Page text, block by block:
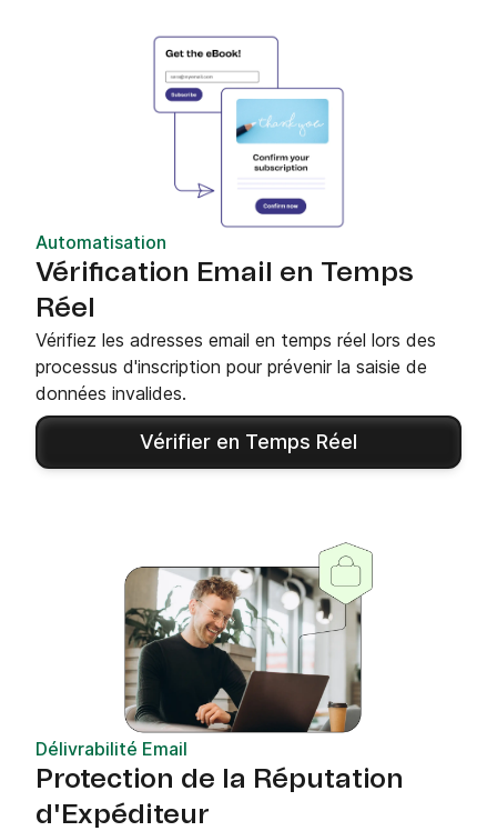
Automatisation
Vérification Email en Temps
Réel
Vérifiez les adresses email en temps réel lors des
processus d'inscription pour prévenir la saisie de
données invalides.
Vérifier en Temps Réel
Délivrabilité Email
Protection de la Réputation
d'Expéditeur